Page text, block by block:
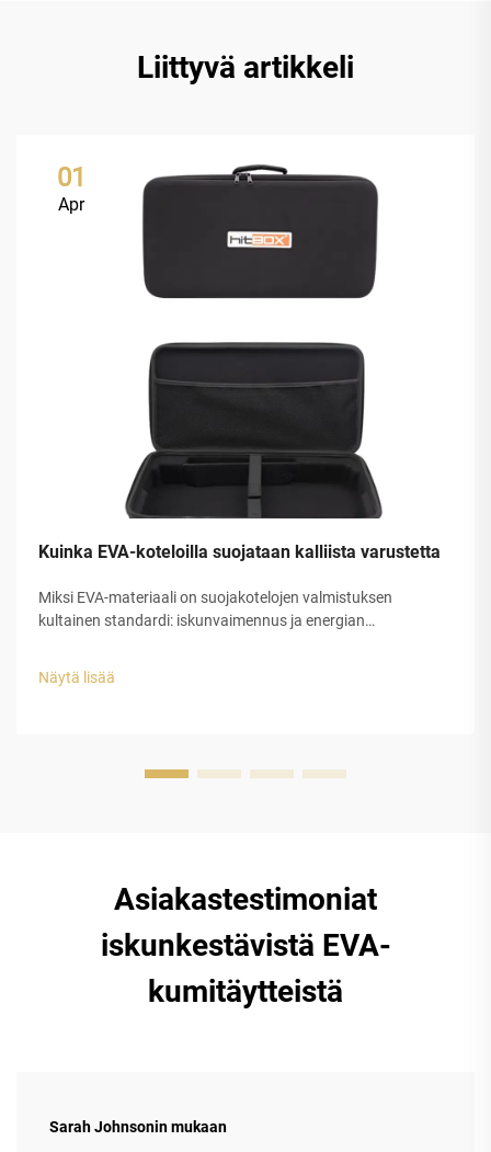
Liittyvä artikkeli
01
Apr
Kuinka EVA-koteloilla suojataan kalliista varustetta
Miksi EVA-materiaali on suojakotelojen valmistuksen
kultainen standardi: iskunvaimennus ja energian
sen erityisen suljetun...
Näytä lisää
Asiakastestimoniat
iskunkestävistä EVA-
kumitäytteistä
Sarah Johnsonin mukaan